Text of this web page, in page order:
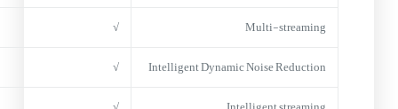
Multi-streaming
√
Intelligent Dynamic Noise Reduction
√